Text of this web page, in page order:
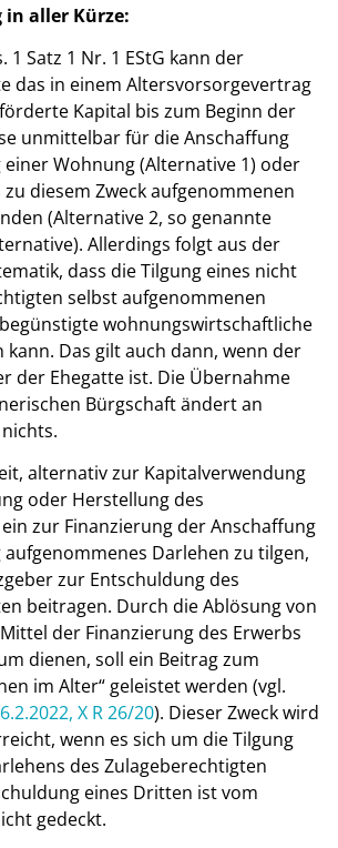
in aller Kürze:
1 Satz 1 Nr. 1 EStG kann der
das in einem Altersvorsorgevertrag
Kapital bis zum Beginn der
unmittelbar für die Anschaffung
Wohnung (Alternative 1) oder
diesem Zweck aufgenommenen
(Alternative 2, so genannte
Allerdings folgt aus der
dass die Tilgung eines nicht
selbst aufgenommenen
wohnungswirtschaftliche
kann. Das gilt auch dann, wenn der
der Ehegatte ist. Die Übernahme
Bürgschaft ändert an
alternativ zur Kapitalverwendung
oder Herstellung des
zur Finanzierung der Anschaffung
Darlehen zu tilgen,
zur Entschuldung des
beitragen. Durch die Ablösung von
der Finanzierung des Erwerbs
dienen, soll ein Beitrag zum
im Alter“ geleistet werden (vgl.
X R 26/20). Dieser Zweck wird
wenn es sich um die Tilgung
des Zulageberechtigten
eines Dritten ist vom
gedeckt.